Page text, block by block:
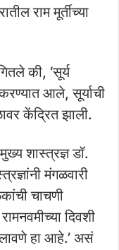
राम मूर्तीच्या
की, ‘सूर्य
आले, सूर्याची
केंद्रित झाली.
शास्त्रज्ञ डॉ.
मंगळवारी
चाचणी
दिवशी
लावणे हा आहे.’ असं